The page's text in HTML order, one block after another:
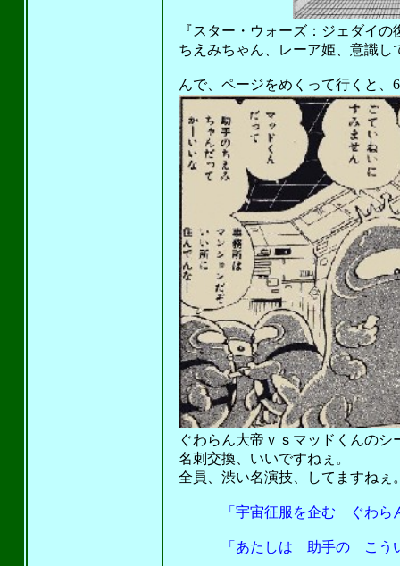
『スター・ウォーズ：ジェダイの
ちえみちゃん、レーア姫、意識し
んで、ページをめくって行くと、
ぐわらん大帝ｖｓマッドくんのシ
名刺交換、いいですねぇ。
全員、渋い名演技、してますねぇ
「宇宙征服を企む ぐわらん
「あたしは 助手の こうい